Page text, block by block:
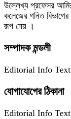
উল্লেখ্য প্রফেসর আমির
কলেজের গনিত বিভাগের
রূপ নেয় ।
সম্পাদক মন্ডলী
Editorial Info Text
যোগাযোগের ঠিকানা
Editorial Info Text